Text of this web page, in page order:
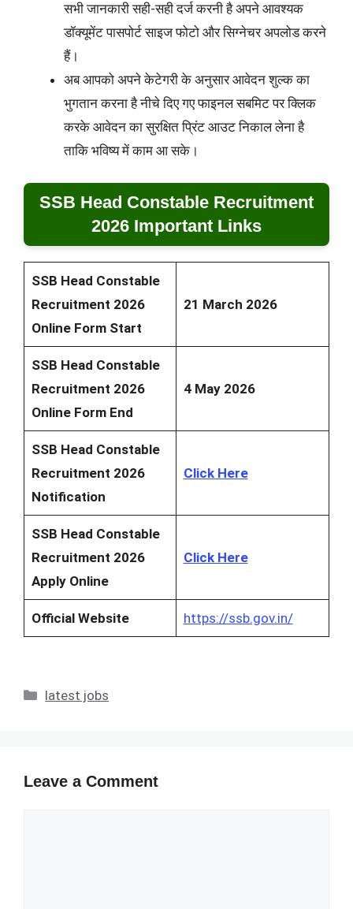
सभी जानकारी सही-सही दर्ज करनी है अपने आवश्यक
डॉक्यूमेंट पासपोर्ट साइज फोटो और सिग्नेचर अपलोड करने
हैं।
अब आपको अपने केटेगरी के अनुसार आवेदन शुल्क का
भुगतान करना है नीचे दिए गए फाइनल सबमिट पर क्लिक
करके आवेदन का सुरक्षित प्रिंट आउट निकाल लेना है
ताकि भविष्य में काम आ सके।
SSB Head Constable Recruitment
2026 Important Links
SSB Head Constable
Recruitment 2026
Online Form Start
21 March 2026
SSB Head Constable
Recruitment 2026
Online Form End
4 May 2026
SSB Head Constable
Recruitment 2026
Notification
Click Here
SSB Head Constable
Recruitment 2026
Apply Online
Click Here
Official Website https://ssb.gov.in/
Categories
latest jobs
Leave a Comment